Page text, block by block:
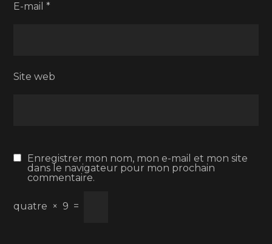
E-mail*
Site web
Enregistrer mon nom, mon e-mail et mon site
dans le navigateur pour mon prochain
commentaire.
quatre × 9 =